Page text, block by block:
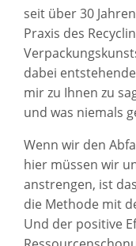
seit über 30
Praxis des
dabei
mir zu Ihnen zu
und was niemals
Wenn wir den
hier müssen wir
anstrengen, ist
die Methode mit
Und der positive